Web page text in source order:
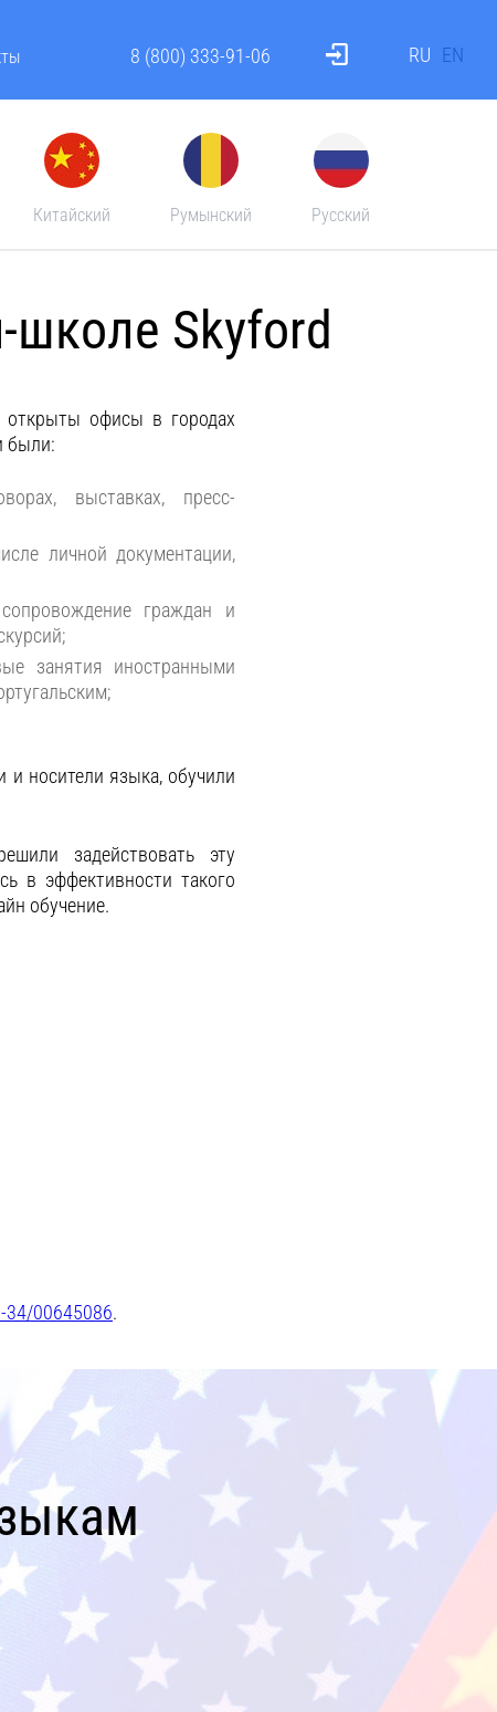
8 (800) 333-91-06 RU EN
Китайский Румынский Русский
школе Skyford
офисы в городах
были:
выставках, пресс-
личной документации,
граждан и
занятия иностранными
и носители языка, обучили
задействовать эту
в эффективности такого
обучение.
00645086.